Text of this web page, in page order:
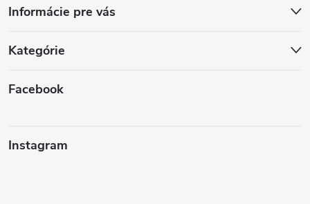
Informácie pre vás
Kategórie
Facebook
Instagram